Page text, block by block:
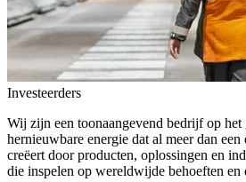
Investeerders
Wij zijn een toonaangevend bedrijf op
hernieuwbare energie dat al meer dan
creëert door producten, oplossingen en
die inspelen op wereldwijde behoeften en